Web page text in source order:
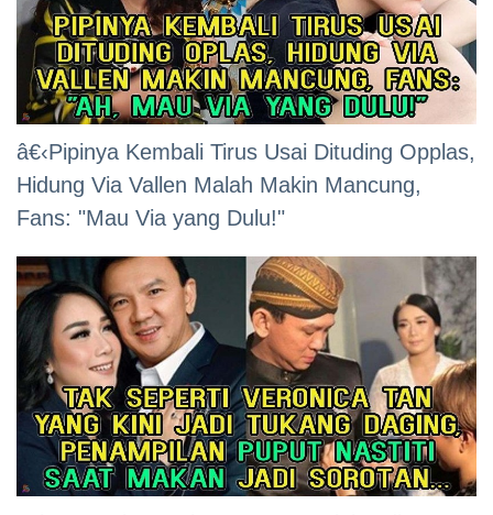
â€‹Pipinya Kembali Tirus Usai Dituding Opplas,
Hidung Via Vallen Malah Makin Mancung,
Fans: "Mau Via yang Dulu!"